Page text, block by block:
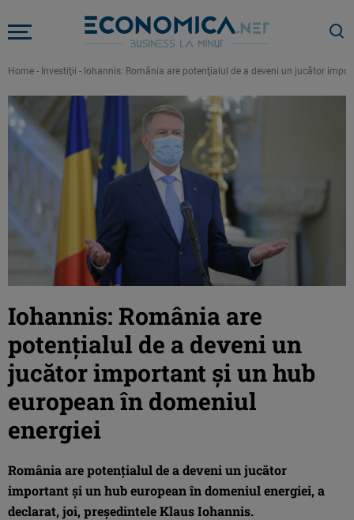
Home - Investiţii - Iohannis: România are potenţialul de a deveni un jucător
Iohannis: România are
potenţialul de a deveni un
jucător important şi un hub
european în domeniul
energiei
România are potenţialul de a deveni un jucător
important şi un hub european în domeniul energiei, a
declarat, joi, preşedintele Klaus Iohannis.